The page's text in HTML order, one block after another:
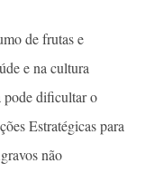
de frutas e
e na cultura
pode dificultar o
Estratégicas para
não